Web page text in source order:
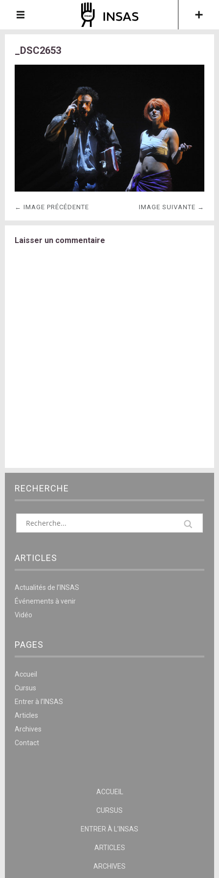
_DSC2653
← IMAGE PRÉCÉDENTE IMAGE SUIVANTE →
Laisser un commentaire
RECHERCHE
ARTICLES
Actualités de l’INSAS
Événements à venir
Vidéo
PAGES
Accueil
Cursus
Entrer à l’INSAS
Articles
Archives
Contact
ACCUEIL
CURSUS
ENTRER À L’INSAS
ARTICLES
ARCHIVES